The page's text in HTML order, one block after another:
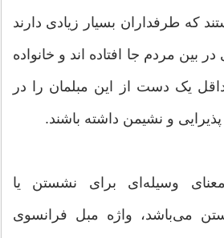
که طرفداران بسیار زیادی دارند
بین مردم جا افتاده اند و خانواده
یک دست از این مبلمان را در
و نشیمن داشته باشند.
وسیله‌ای برای نشستن یا
می‌باشد، واژه مبل فرانسوی